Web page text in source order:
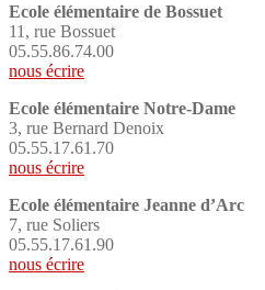
Ecole élémentaire de Bossuet
11, rue Bossuet
05.55.86.74.00
nous écrire
Ecole élémentaire Notre-Dame
3, rue Bernard Denoix
05.55.17.61.70
nous écrire
Ecole élémentaire Jeanne d’Arc
7, rue Soliers
05.55.17.61.90
nous écrire